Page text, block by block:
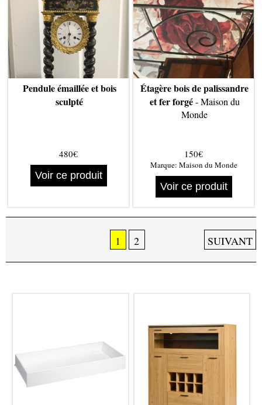
Pendule émaillée et bois
sculpté
480€
Voir ce produit
Étagère bois de palissandre
et fer forgé- Maison du
Monde
150€
Marque: Maison du Monde
Voir ce produit
1 2 SUIVANT